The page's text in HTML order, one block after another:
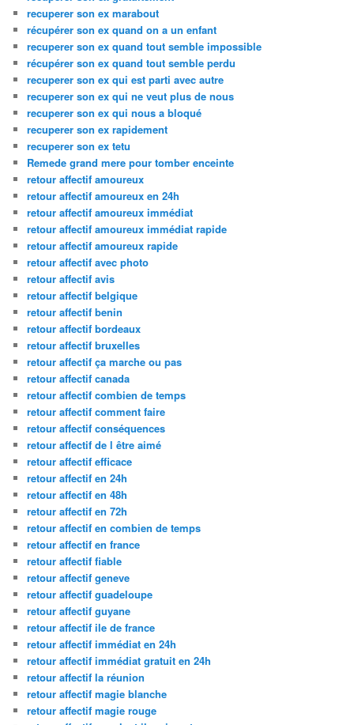
recuperer son ex marabout
récupérer son ex quand on a un enfant
recuperer son ex quand tout semble impossible
récupérer son ex quand tout semble perdu
recuperer son ex qui est parti avec autre
recuperer son ex qui ne veut plus de nous
recuperer son ex qui nous a bloqué
recuperer son ex rapidement
recuperer son ex tetu
Remede grand mere pour tomber enceinte
retour affectif amoureux
retour affectif amoureux en 24h
retour affectif amoureux immédiat
retour affectif amoureux immédiat rapide
retour affectif amoureux rapide
retour affectif avec photo
retour affectif avis
retour affectif belgique
retour affectif benin
retour affectif bordeaux
retour affectif bruxelles
retour affectif ça marche ou pas
retour affectif canada
retour affectif combien de temps
retour affectif comment faire
retour affectif conséquences
retour affectif de l être aimé
retour affectif efficace
retour affectif en 24h
retour affectif en 48h
retour affectif en 72h
retour affectif en combien de temps
retour affectif en france
retour affectif fiable
retour affectif geneve
retour affectif guadeloupe
retour affectif guyane
retour affectif ile de france
retour affectif immédiat en 24h
retour affectif immédiat gratuit en 24h
retour affectif la réunion
retour affectif magie blanche
retour affectif magie rouge